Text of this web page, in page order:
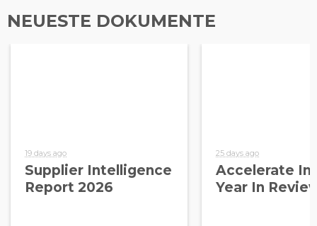
NEUESTE DOKUMENTE
19 days ago
Supplier Intelligence
Report 2026
25 days ago
Accelerate
Year In